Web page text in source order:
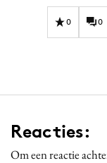
0 0
Reacties:
Om een reactie